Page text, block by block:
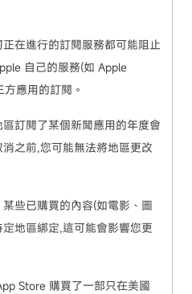
正在進行的訂閱服務都可能阻止
自己的服務(如 Apple
應用的訂閱。
訂閱了某個新聞應用的年度會
之前,您可能無法將地區更改
某些已購買的內容(如電影、圖
地區綁定,這可能會影響您更
Store 購買了一部只在美國